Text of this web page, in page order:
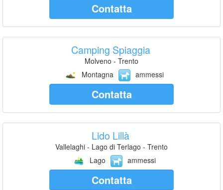
Contatta
Camping Spiaggia
Molveno - Trento
Montagna
ammessi
Contatta
Lido Lillà
Vallelaghi - Lago di Terlago - Trento
Lago
ammessi
Contatta